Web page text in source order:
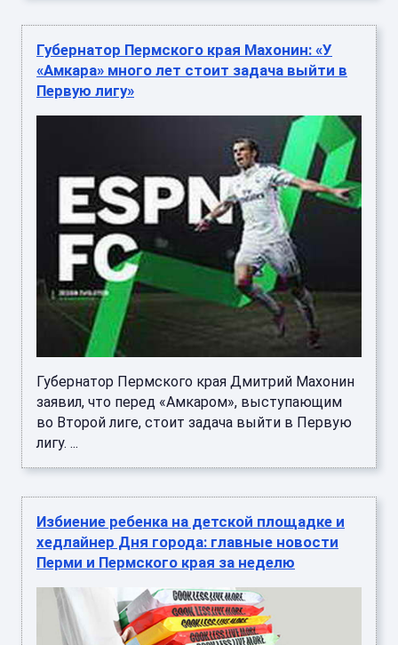
Губернатор Пермского края Махонин: «У
«Амкара» много лет стоит задача выйти в
Первую лигу»
Губернатор Пермского края Дмитрий Махонин
заявил, что перед «Амкаром», выступающим
во Второй лиге, стоит задача выйти в Первую
лигу. ...
Избиение ребенка на детской площадке и
хедлайнер Дня города: главные новости
Перми и Пермского края за неделю